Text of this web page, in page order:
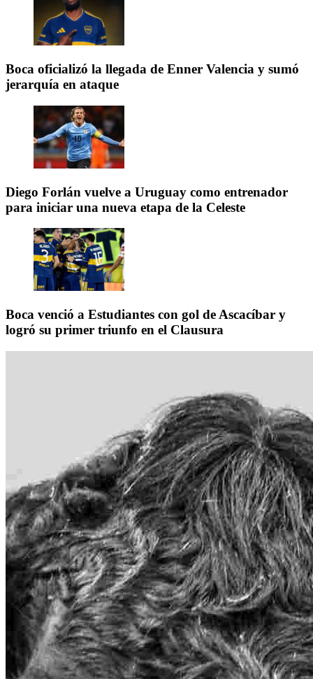
Boca oficializó la llegada de Enner Valencia y sumó
jerarquía en ataque
Diego Forlán vuelve a Uruguay como entrenador
para iniciar una nueva etapa de la Celeste
Boca venció a Estudiantes con gol de Ascacíbar y
logró su primer triunfo en el Clausura